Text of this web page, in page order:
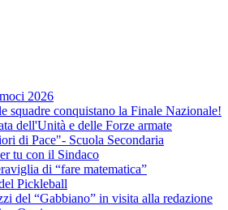
2026
squadre conquistano la Finale Nazionale!
dell'Unità e delle Forze armate
di Pace"- Scuola Secondaria
tu con il Sindaco
di “fare matematica”
Pickleball
del “Gabbiano” in visita alla redazione